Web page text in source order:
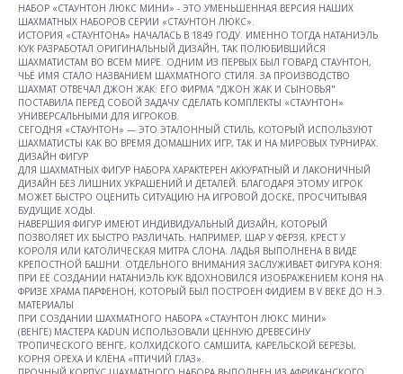
НАБОР «СТАУНТОН ЛЮКС МИНИ» - ЭТО УМЕНЬШЕННАЯ ВЕРСИЯ НАШИХ
ШАХМАТНЫХ НАБОРОВ СЕРИИ «СТАУНТОН ЛЮКС».
ИСТОРИЯ «СТАУНТОНА» НАЧАЛАСЬ В 1849 ГОДУ. ИМЕННО ТОГДА НАТАНИЭЛЬ
КУК РАЗРАБОТАЛ ОРИГИНАЛЬНЫЙ ДИЗАЙН, ТАК ПОЛЮБИВШИЙСЯ
ШАХМАТИСТАМ ВО ВСЕМ МИРЕ. ОДНИМ ИЗ ПЕРВЫХ БЫЛ ГОВАРД СТАУНТОН,
ЧЬЁ ИМЯ СТАЛО НАЗВАНИЕМ ШАХМАТНОГО СТИЛЯ. ЗА ПРОИЗВОДСТВО
ШАХМАТ ОТВЕЧАЛ ДЖОН ЖАК: ЕГО ФИРМА "ДЖОН ЖАК И СЫНОВЬЯ"
ПОСТАВИЛА ПЕРЕД СОБОЙ ЗАДАЧУ СДЕЛАТЬ КОМПЛЕКТЫ «СТАУНТОН»
УНИВЕРСАЛЬНЫМИ ДЛЯ ИГРОКОВ.
СЕГОДНЯ «СТАУНТОН» — ЭТО ЭТАЛОННЫЙ СТИЛЬ, КОТОРЫЙ ИСПОЛЬЗУЮТ
ШАХМАТИСТЫ КАК ВО ВРЕМЯ ДОМАШНИХ ИГР, ТАК И НА МИРОВЫХ ТУРНИРАХ.
ДИЗАЙН ФИГУР
ДЛЯ ШАХМАТНЫХ ФИГУР НАБОРА ХАРАКТЕРЕН АККУРАТНЫЙ И ЛАКОНИЧНЫЙ
ДИЗАЙН БЕЗ ЛИШНИХ УКРАШЕНИЙ И ДЕТАЛЕЙ. БЛАГОДАРЯ ЭТОМУ ИГРОК
МОЖЕТ БЫСТРО ОЦЕНИТЬ СИТУАЦИЮ НА ИГРОВОЙ ДОСКЕ, ПРОСЧИТЫВАЯ
БУДУЩИЕ ХОДЫ.
НАВЕРШИЯ ФИГУР ИМЕЮТ ИНДИВИДУАЛЬНЫЙ ДИЗАЙН, КОТОРЫЙ
ПОЗВОЛЯЕТ ИХ БЫСТРО РАЗЛИЧАТЬ. НАПРИМЕР, ШАР У ФЕРЗЯ, КРЕСТ У
КОРОЛЯ ИЛИ КАТОЛИЧЕСКАЯ МИТРА СЛОНА. ЛАДЬЯ ВЫПОЛНЕНА В ВИДЕ
КРЕПОСТНОЙ БАШНИ. ОТДЕЛЬНОГО ВНИМАНИЯ ЗАСЛУЖИВАЕТ ФИГУРА КОНЯ:
ПРИ ЕЁ СОЗДАНИИ НАТАНИЭЛЬ КУК ВДОХНОВИЛСЯ ИЗОБРАЖЕНИЕМ КОНЯ НА
ФРИЗЕ ХРАМА ПАРФЕНОН, КОТОРЫЙ БЫЛ ПОСТРОЕН ФИДИЕМ В V ВЕКЕ ДО Н.Э.
МАТЕРИАЛЫ
ПРИ СОЗДАНИИ ШАХМАТНОГО НАБОРА «СТАУНТОН ЛЮКС МИНИ»
(ВЕНГЕ) МАСТЕРА KADUN ИСПОЛЬЗОВАЛИ ЦЕННУЮ ДРЕВЕСИНУ
ТРОПИЧЕСКОГО ВЕНГЕ, КОЛХИДСКОГО САМШИТА, КАРЕЛЬСКОЙ БЕРЕЗЫ,
КОРНЯ ОРЕХА И КЛЁНА «ПТИЧИЙ ГЛАЗ».